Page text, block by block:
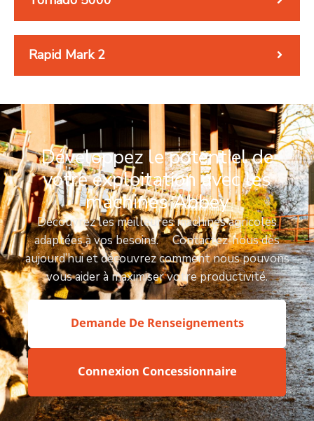
Rapid Mark 2
Développez le potentiel de
votre exploitation avec les
machines Abbey
Découvrez les meilleures machines agricoles
adaptées à vos besoins. Contactez-nous dès
aujourd’hui et découvrez comment nous pouvons
vous aider à maximiser votre productivité.
Demande De Renseignements
Connexion Concessionnaire